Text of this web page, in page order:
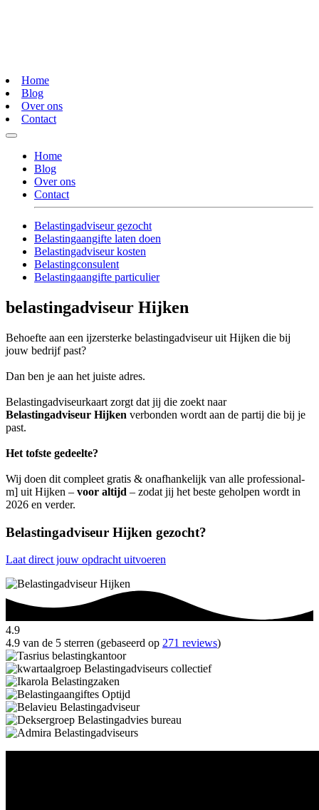
Home
Blog
Over ons
Contact
Home
Blog
Over ons
Contact
Belastingadviseur gezocht
Belastingaangifte laten doen
Belastingadviseur kosten
Belastingconsulent
Belastingaangifte particulier
belastingadviseur Hijken
Behoefte aan een ijzersterke belastingadviseur uit Hijken die bij
jouw bedrijf past?
Dan ben je aan het juiste adres.
Belastingadviseurkaart zorgt dat jij die zoekt naar
Belastingadviseur Hijken verbonden wordt aan de partij die bij je
past.
Het tofste gedeelte?
Wij doen dit compleet gratis & onafhankelijk van alle professional-
m] uit Hijken – voor altijd – zodat jij het beste geholpen wordt in
2026 en verder.
Belastingadviseur Hijken gezocht?
Laat direct jouw opdracht uitvoeren
4.9
4.9 van de 5 sterren (gebaseerd op 271 reviews)